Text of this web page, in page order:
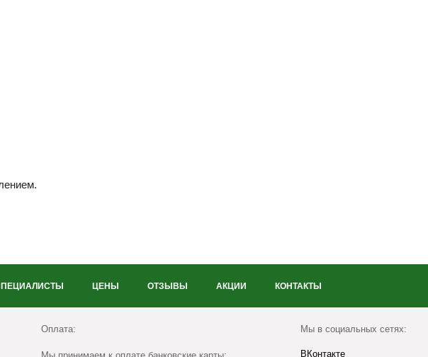
ЦЕНЫ ОТЗЫВЫ АКЦИИ КОНТАКТЫ
Оплата: Мы в социальных сетях:
ВКонтакте